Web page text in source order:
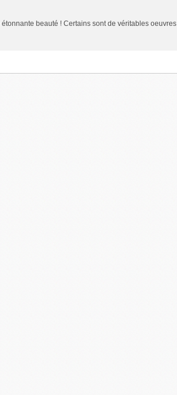
beauté ! Certains sont de véritables oeuvres